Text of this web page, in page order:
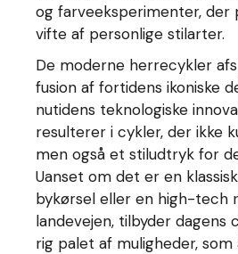
og farveeksperimenter, der
vifte af personlige stilarter.
De moderne herrecykler
fusion af fortidens ikoniske
nutidens teknologiske
resulterer i cykler, der ikke
men også et stiludtryk for
Uanset om det er en
bykørsel eller en high-tech
landevejen, tilbyder dagens
rig palet af muligheder,